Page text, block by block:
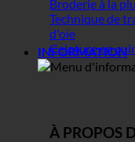
Broderie à la
Technique de
d'oie
Ceinture en
INFORMATION
À PROPOS